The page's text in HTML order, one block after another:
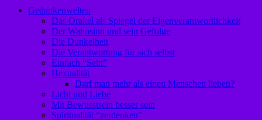
Gedankenwelten
Das Orakel als Spiegel der Eigenverantwortlichkeit
Der Wahnsinn und sein Gefolge
Die Dunkelheit
Die Verantwortung für sich selbst
Einfach “Sein”
Hexualität
Darf man mehr als einen Menschen lieben?
Licht und Liebe
Mit Bewusstsein besser sein
Spiritualität “zerdenken”